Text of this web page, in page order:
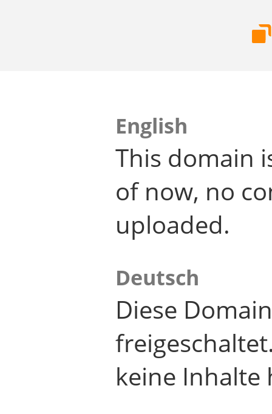
English
This domain
of now, no
uploaded.
Deutsch
Diese
keine Inhalte